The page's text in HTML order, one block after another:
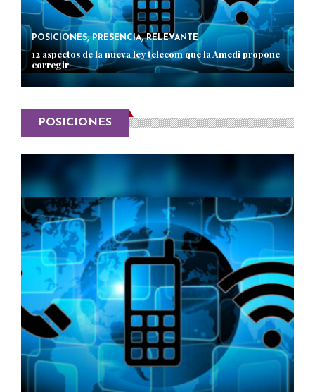
POSICIONES,PRESENCIA,RELEVANTE
12 aspectos de la nueva ley telecom que la Amedi propone
corregir
POSICIONES